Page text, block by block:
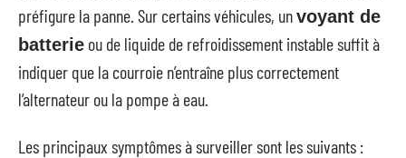
préfigure la panne. Sur certains véhicules, unvoyant de
batterie ou de liquide de refroidissement instable suffit à
indiquer que la courroie n’entraîne plus correctement
l’alternateur ou la pompe à eau.
Les principaux symptômes à surveiller sont les suivants :